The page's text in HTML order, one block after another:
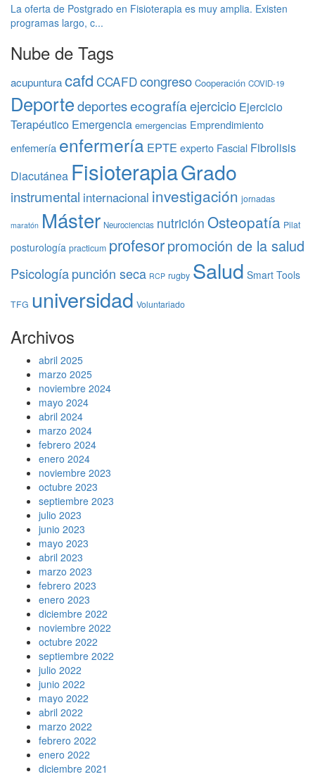
La oferta de Postgrado en Fisioterapia es muy amplia. Existen
programas largo, c...
Nube de Tags
acupunturacafd CCAFDcongreso Cooperación COVID-19
Deportedeportesecografíaejercicio Ejercicio
Terapéutico Emergencia emergencias Emprendimiento
enfemería enfermería EPTE experto Fascial Fibrolisis
Diacutánea FisioterapiaGrado
instrumental internacional investigación jornadas
maratón Máster Neurociencias nutrición Osteopatía Pilat
posturología practicum profesorpromoción de la salud
Psicologíapunción seca RCP rugby Salud Smart Tools
TFG universidad Voluntariado
Archivos
abril 2025
marzo 2025
noviembre 2024
mayo 2024
abril 2024
marzo 2024
febrero 2024
enero 2024
noviembre 2023
octubre 2023
septiembre 2023
julio 2023
junio 2023
mayo 2023
abril 2023
marzo 2023
febrero 2023
enero 2023
diciembre 2022
noviembre 2022
octubre 2022
septiembre 2022
julio 2022
junio 2022
mayo 2022
abril 2022
marzo 2022
febrero 2022
enero 2022
diciembre 2021